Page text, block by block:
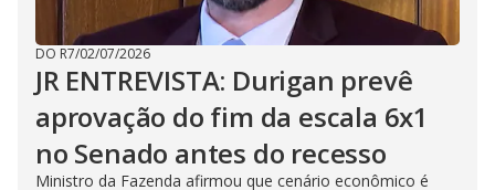
DO R7/02/07/2026
JR ENTREVISTA: Durigan prevê
aprovação do fim da escala 6x1
no Senado antes do recesso
Ministro da Fazenda afirmou que cenário econômico é